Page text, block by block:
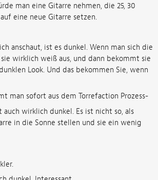
man eine Gitarre nehmen, die 25, 30
eine neue Gitarre setzen.
anschaut, ist es dunkel. Wenn man sich die
wirklich weiß aus, und dann bekommt sie
Look. Und das bekommen Sie, wenn
man sofort aus dem Torrefaction Prozess-
auch wirklich dunkel. Es ist nicht so, als
in die Sonne stellen und sie ein wenig